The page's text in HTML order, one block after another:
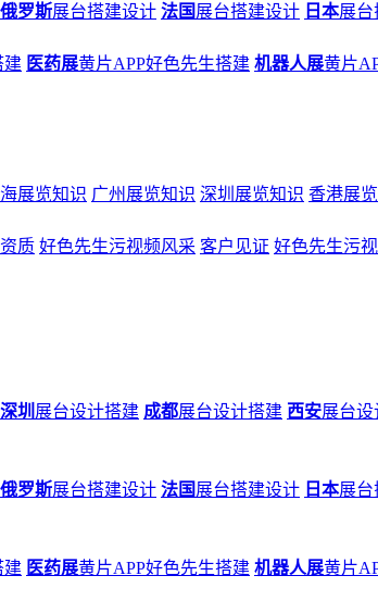
俄罗斯展台搭建设计 法国 展台搭建设计 日本展台
建 医药展黄片APP好色先生搭建 机器人展黄片
海展览知识 广州展览知识 深圳展览知识 香港展
质 好色先生污视频风采 客户见证 好色先生污
深圳 展台设计搭建 成都展台设计搭建 西安展台
俄罗斯展台搭建设计 法国 展台搭建设计 日本展台
建 医药展黄片APP好色先生搭建 机器人展黄片